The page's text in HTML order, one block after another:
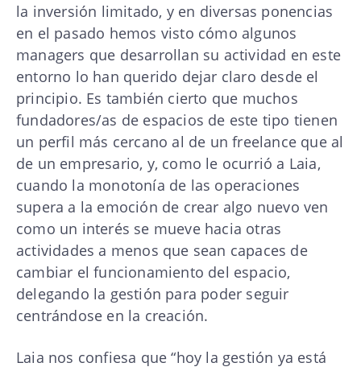
la inversión limitado, y en diversas ponencias
en el pasado hemos visto cómo algunos
managers que desarrollan su actividad en este
entorno lo han querido dejar claro desde el
principio. Es también cierto que muchos
fundadores/as de espacios de este tipo tienen
un perfil más cercano al de un freelance que al
de un empresario, y, como le ocurrió a Laia,
cuando la monotonía de las operaciones
supera a la emoción de crear algo nuevo ven
como un interés se mueve hacia otras
actividades a menos que sean capaces de
cambiar el funcionamiento del espacio,
delegando la gestión para poder seguir
centrándose en la creación.
Laia nos confiesa que “hoy la gestión ya está